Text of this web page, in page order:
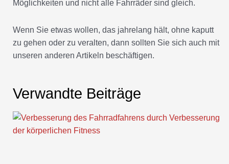
Möglichkeiten und nicht alle Fahrräder sind gleich.
Wenn Sie etwas wollen, das jahrelang hält, ohne kaputt
zu gehen oder zu veralten, dann sollten Sie sich auch mit
unseren anderen Artikeln beschäftigen.
Verwandte Beiträge